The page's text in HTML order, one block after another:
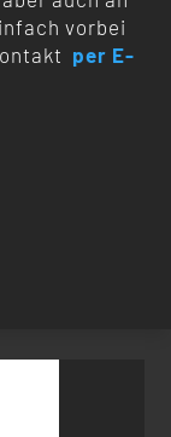
vorbei
per E-